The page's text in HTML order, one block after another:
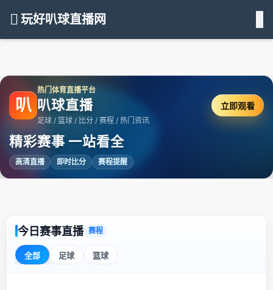
玩好叭球直播网
叭
热门体育直播平台
叭球直播
足球 / 篮球 / 比分 / 赛程 / 热门资讯
精彩赛事 一站看全
高清直播 即时比分 赛程提醒
立即观看